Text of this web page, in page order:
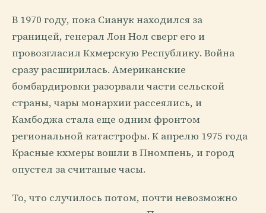
В 1970 году, пока Сианук находился за
границей, генерал Лон Нол сверг его и
провозгласил Кхмерскую Республику. Война
сразу расширилась. Американские
бомбардировки разорвали части сельской
страны, чары монархии рассеялись, и
Камбоджа стала еще одним фронтом
региональной катастрофы. К апрелю 1975 года
Красные кхмеры вошли в Пномпень, и город
опустел за считаные часы.
То, что случилось потом, почти невозможно